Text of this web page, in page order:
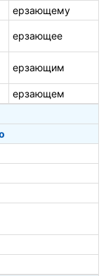
ерзающему
ерзающее
ерзающим
ерзающем